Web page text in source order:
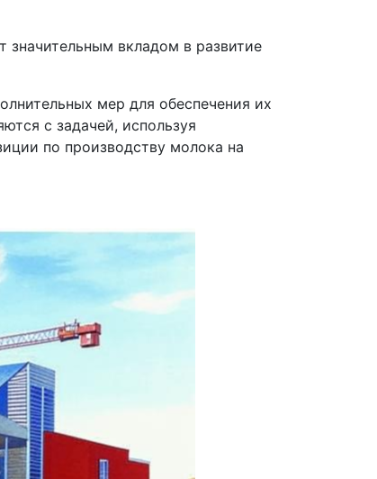
значительным вкладом в развитие
мер для обеспечения их
с задачей, используя
по производству молока на